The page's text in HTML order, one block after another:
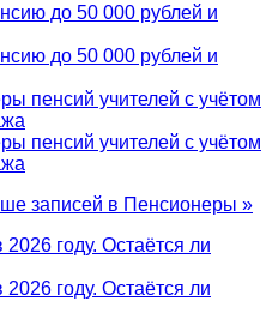
до 50 000 рублей и
до 50 000 рублей и
пенсий учителей с учётом
пенсий учителей с учётом
записей в Пенсионеры »
году. Остаётся ли
году. Остаётся ли